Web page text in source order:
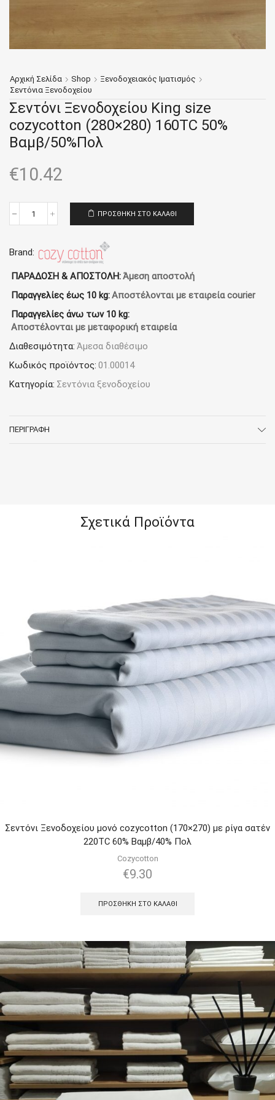
Αρχική Σελίδα Shop
Ξενοδοχειακός Ιματισμός
Σεντόνια Ξενοδοχείου
Σεντόνι Ξενοδοχείου King size
cozycotton (280×280) 160TC 50%
Βαμβ/50%Πολ
€10.42
Σεντόνι
size
cozycotton
(280x280)
50%
ποσότητα
ΠΡΟΣΘΉΚΗ ΣΤΟ ΚΑΛΆΘΙ
Brand:
ΠΑΡΑΔΟΣΗ & ΑΠΟΣΤΟΛΗ:Άμεση αποστολή
Παραγγελίες έως 10 kg:Αποστέλονται με εταιρεία courier
Παραγγελίες άνω των 10 kg:
Αποστέλονται με μεταφορική εταιρεία
Διαθεσιμότητα: Άμεσα διαθέσιμο
Κωδικός προϊόντος: 01.00014
Κατηγορία: Σεντόνια ξενοδοχείου
ΠΕΡΙΓΡΑΦΉ
Σχετικά Προϊόντα
Σεντόνι Ξενοδοχείου μονό cozycotton (170×270) με ρίγα σατέν
220TC 60% Βαμβ/40% Πολ
Cozycotton
€9.30
ΠΡΟΣΘΉΚΗ ΣΤΟ ΚΑΛΆΘΙ